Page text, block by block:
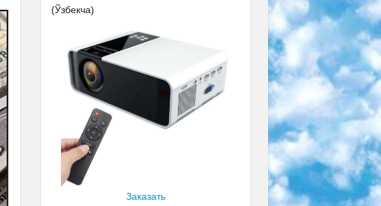
(Ўзбекча)
Заказать